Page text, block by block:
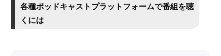
各種ポッドキャストプラットフォームで番組を聴
くには